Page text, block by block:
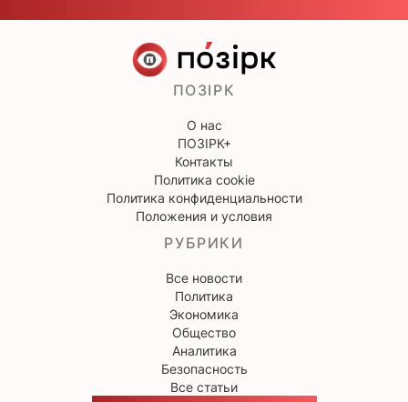
ПОЗІРК
О нас
ПОЗІРК+
Контакты
Политика cookie
Политика конфиденциальности
Положения и условия
РУБРИКИ
Все новости
Политика
Экономика
Общество
Аналитика
Безопасность
Все статьи